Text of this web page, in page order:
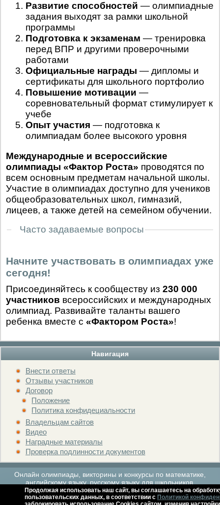
Навигация
Внести ответы
Отзывы участников
Договор
Положение
Политика конфидециальности
Владельцам сайтов
Видео
Наградные материалы
Проверка подлинности документов
Развитие способностей — олимпиадные
задания выходят за рамки школьной
программы
Подготовка к экзаменам — тренировка
перед ВПР и другими проверочными
работами
Официальные награды — дипломы и
сертификаты для школьного портфолио
Повышение мотивации —
соревновательный формат стимулирует к
учебе
Опыт участия — подготовка к
олимпиадам более высокого уровня
Международные и всероссийские
олимпиады «Фактор Роста» проводятся по
всем основным предметам начальной школы.
Участие в олимпиадах доступно для учеников
общеобразовательных школ, гимназий,
лицеев, а также детей на семейном обучении.
Часто задаваемые вопросы
Начните участвовать в олимпиадах уже
сегодня!
Присоединяйтесь к сообществу из 230 000
участников всероссийских и международных
олимпиад. Развивайте таланты вашего
ребенка вместе с «Фактором Роста»!
Онлайн олимпиады, викторины и конкурсы по математике,
английскому языку, русскому языку для школьников.
Продолжая использовать наш сайт, вы соглашаетесь на
пользовательских данных, в соответствии с Политикой